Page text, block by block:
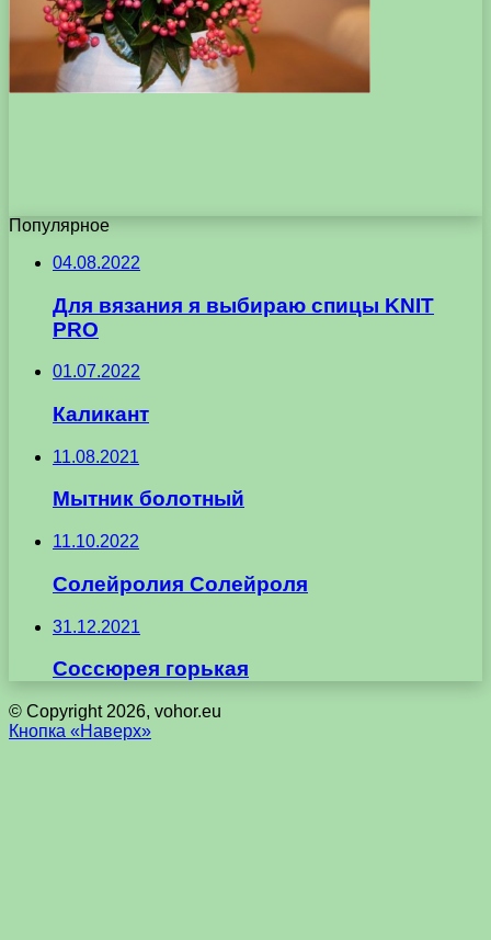
Популярное
04.08.2022
Для вязания я выбираю спицы KNIT
PRO
01.07.2022
Каликант
11.08.2021
Мытник болотный
11.10.2022
Солейролия Солейроля
31.12.2021
Соссюрея горькая
© Copyright 2026, vohor.eu
Кнопка «Наверх»